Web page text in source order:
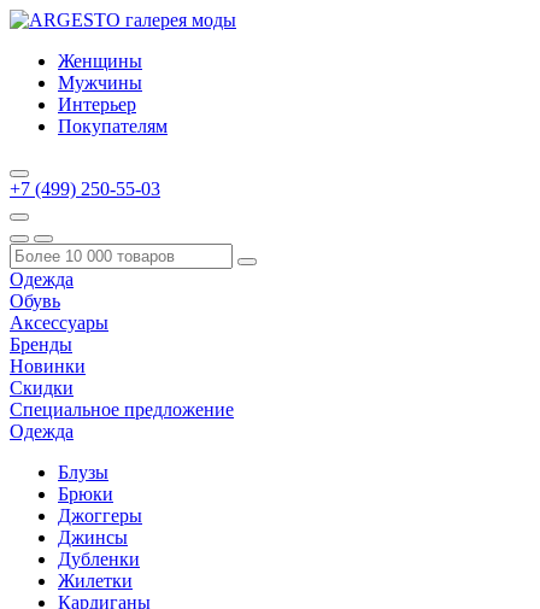
Женщины
Мужчины
Интерьер
Покупателям
+7 (499) 250-55-03
Одежда
Обувь
Аксессуары
Бренды
Новинки
Скидки
Специальное предложение
Одежда
Блузы
Брюки
Джоггеры
Джинсы
Дубленки
Жилетки
Кардиганы